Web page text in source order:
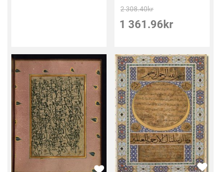
2 308.40kr
1 361.96 kr